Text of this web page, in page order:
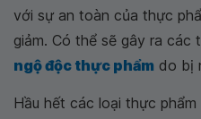
với sự an toàn của thực
giảm. Có thể sẽ gây ra các
ngộ độc thực phẩm do bị
Hầu hết các loại thực